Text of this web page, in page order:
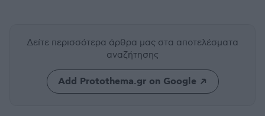
Δείτε περισσότερα άρθρα μας στα αποτελέσματα
αναζήτησης
Add Protothema.gr on Google